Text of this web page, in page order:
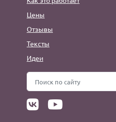
Цены
Отзывы
Тексты
Идеи